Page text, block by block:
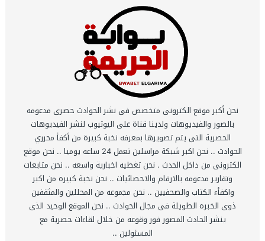
نحن أكبر موقع الكترونى متخصص فى نشر الحوادث حصرى مدعومه
بالصور والفيديوهات ولدينا قناة على اليوتيوب لنشر الفيديوهات
الحصرية التى يتم تصويرها بمعرفه نخبة كبيرة من أكفأ محرري
الحوادث .. نحن اكبر شبكة مراسلين تعمل 24 ساعه يوميا .. نحن موقع
الكترونى من داخل الحدث . نحن تغطيه اخبارية واسعه .. نحن متابعات
وتقارير مدعومه بالارقام والاحصائيات .. نحن نخبة كبيره من اكبر
واكفأء الكتاب والصحفيين .. نحن مجموعه من المحللين والمثقفين
ذوى الخبره الطويلة فى مجال الحوادث .. نحن الموقع الوحيد الذى
ينشر الحادث المصور فور وقوعه من خلال لقاءات حصرية مع
المسئولين ..